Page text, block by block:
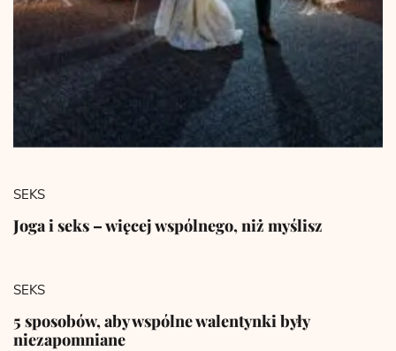
SEKS
Joga i seks – więcej wspólnego, niż myślisz
SEKS
5 sposobów, aby wspólne walentynki były
niezapomniane